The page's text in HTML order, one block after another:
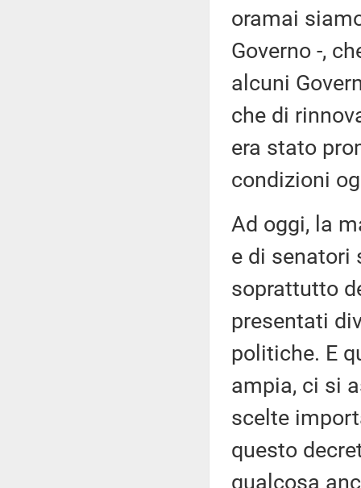
oramai
Governo -,
alcuni
che di
era stato
condizioni
Ad oggi, la
e di senatori
soprattutto
presentati
politiche. E
ampia, ci si
scelte
questo
qualcosa